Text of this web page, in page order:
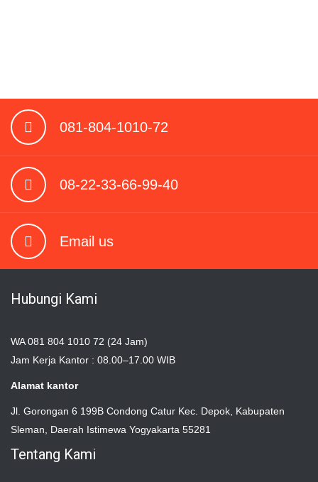
081-804-1010-72
08-22-33-66-99-40
Email us
Hubungi Kami
WA 081 804 1010 72 (24 Jam)
Jam Kerja Kantor : 08.00–17.00 WIB
Alamat kantor
Jl. Gorongan 6 199B Condong Catur Kec. Depok, Kabupaten
Sleman, Daerah Istimewa Yogyakarta 55281
Tentang Kami